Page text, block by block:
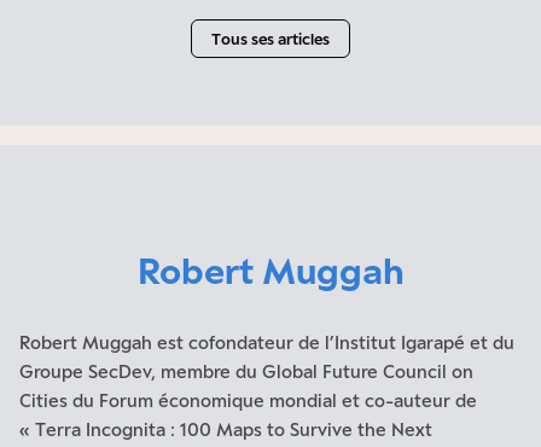
Tous ses articles
Robert Muggah
Robert Muggah est cofondateur de l’Institut Igarapé et du
Groupe SecDev, membre du Global Future Council on
Cities du Forum économique mondial et co-auteur de
« Terra Incognita : 100 Maps to Survive the Next